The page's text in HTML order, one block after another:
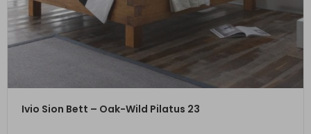
ZUM PRODUKT
Ivio Sion Bett – Oak-Wild Pilatus 23